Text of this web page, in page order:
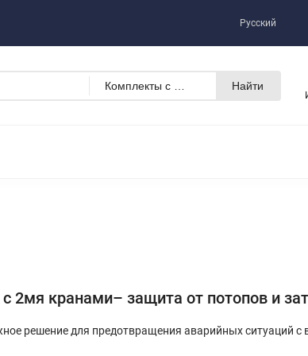
Русский
Найти
2мя кранами– защита от потопов и
решение для предотвращения аварийных ситуаций с